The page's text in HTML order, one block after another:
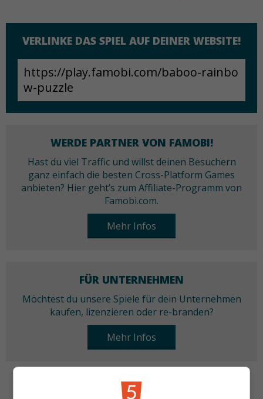
VERLINKE DAS SPIEL AUF DEINER WEBSITE!
WERDE PARTNER VON FAMOBI!
Hast du viel Traffic und willst deinen Besuchern
ganz einfach die besten Cross-Platform Games
anbieten? Hier geht’s zum Affiliate-Programm von
Famobi.com.
Mehr Infos
FÜR UNTERNEHMEN
Möchtest du unsere Spiele für dein Unternehmen
kaufen, lizenzieren oder re-branden?
Mehr Infos
KATEGORIEN